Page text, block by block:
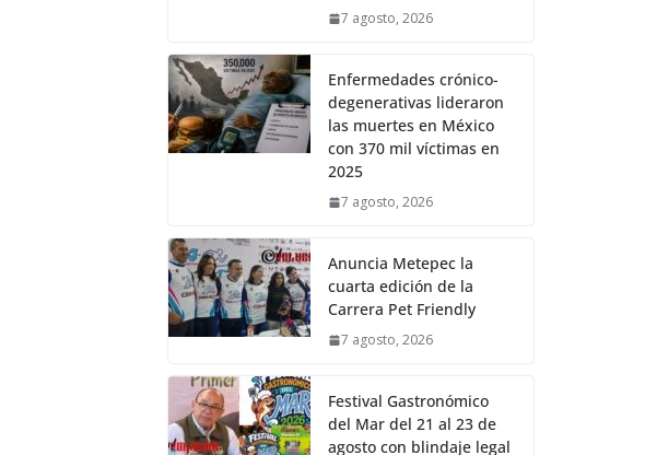
7 agosto, 2026
Enfermedades crónico-
degenerativas lideraron
las muertes en México
con 370 mil víctimas en
2025
7 agosto, 2026
Anuncia Metepec la
cuarta edición de la
Carrera Pet Friendly
7 agosto, 2026
Festival Gastronómico
del Mar del 21 al 23 de
agosto con blindaje legal